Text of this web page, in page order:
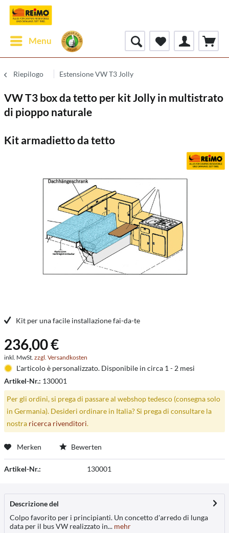
Menu
Riepilogo Estensione VW T3 Jolly
VW T3 box da tetto per kit Jolly in multistrato
di pioppo naturale
Kit armadietto da tetto
Kit per una facile installazione fai-da-te
236,00 €
inkl. MwSt. zzgl. Versandkosten
L'articolo è personalizzato. Disponibile in circa 1 - 2 mesi
Artikel-Nr.: 130001
Per gli ordini, si prega di passare al webshop tedesco (consegna solo
in Germania). Desideri ordinare in Italia? Si prega di consultare la
nostra ricerca rivenditori.
Merken Bewerten
Artikel-Nr.: 130001
Descrizione del
Colpo favorito per i principianti. Un concetto d'arredo di lunga
data per il bus VW realizzato in... mehr